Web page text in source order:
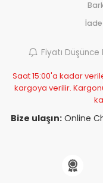
İade
Fiyatı
Saat 15:00'a kadar
kargoya verilir.
Bize ulaşın:Online